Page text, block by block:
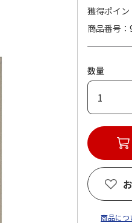
獲得ポイ
商品番号
数量
商品につ